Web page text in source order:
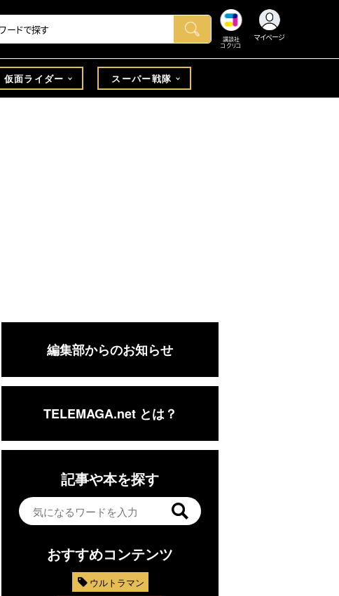
講談社
コクリコ
マイページ
仮面ライダー スーパー戦隊
編集部からのお知らせ
TELEMAGA.net とは？
記事や本を探す
おすすめコンテンツ
ウルトラマン